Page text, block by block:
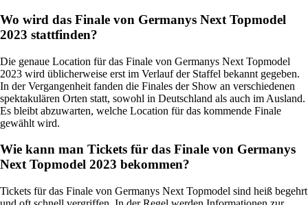
Wo wird das Finale von Germanys Next Topmodel
2023 stattfinden?
Die genaue Location für das Finale von Germanys Next Topmodel
2023 wird üblicherweise erst im Verlauf der Staffel bekannt gegeben.
In der Vergangenheit fanden die Finales der Show an verschiedenen
spektakulären Orten statt, sowohl in Deutschland als auch im Ausland.
Es bleibt abzuwarten, welche Location für das kommende Finale
gewählt wird.
Wie kann man Tickets für das Finale von Germanys
Next Topmodel 2023 bekommen?
Tickets für das Finale von Germanys Next Topmodel sind heiß begehrt